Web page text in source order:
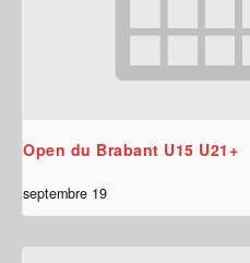
Open du Brabant U15 U21+
septembre 19